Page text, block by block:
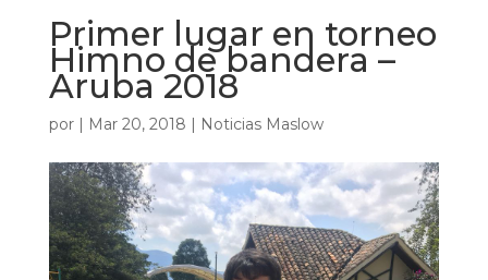
Primer lugar en torneo
Himno de bandera –
Aruba 2018
por | Mar 20, 2018 | Noticias Maslow